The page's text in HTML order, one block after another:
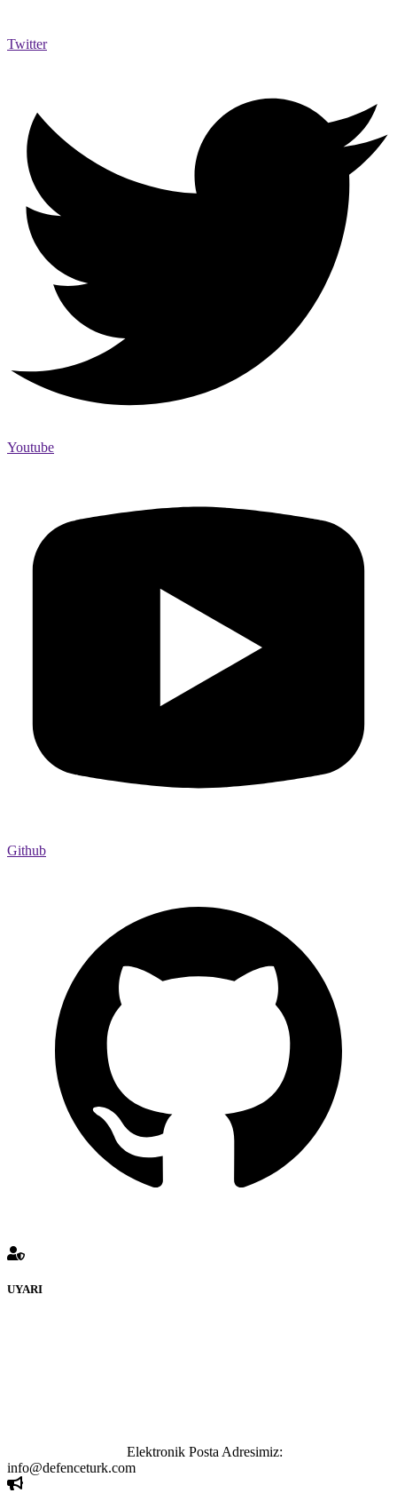
Twitter
Youtube
Github
UYARI
Elektronik Posta Adresimiz:
info@defenceturk.com